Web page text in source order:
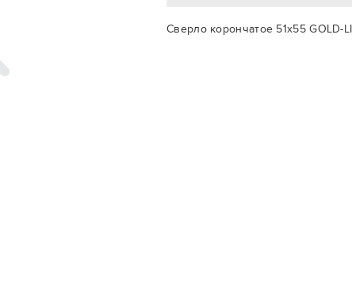
Сверло корончатое 51х55 GOLD-